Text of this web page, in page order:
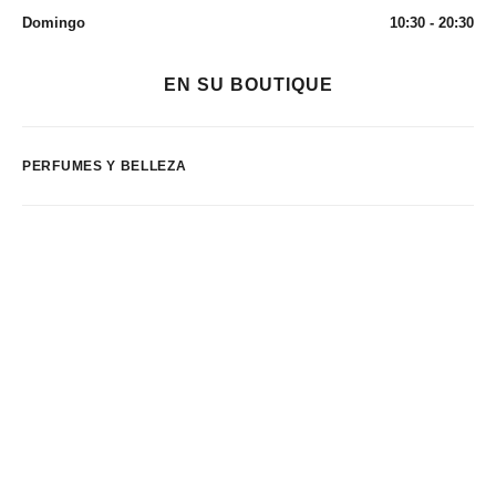
Domingo
10:30 - 20:30
EN SU BOUTIQUE
PERFUMES Y BELLEZA